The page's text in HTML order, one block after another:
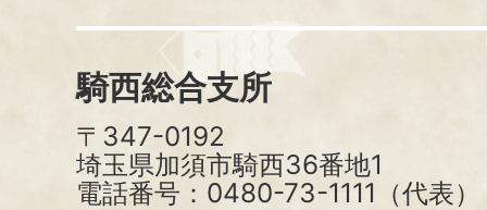
騎西総合支所
〒347-0192
埼玉県加須市騎西36番地1
電話番号：0480-73-1111（代表）